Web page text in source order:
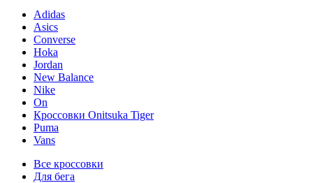
Adidas
Asics
Converse
Hoka
Jordan
New Balance
Nike
On
Кроссовки Onitsuka Tiger
Puma
Vans
Все кроссовки
Для бега